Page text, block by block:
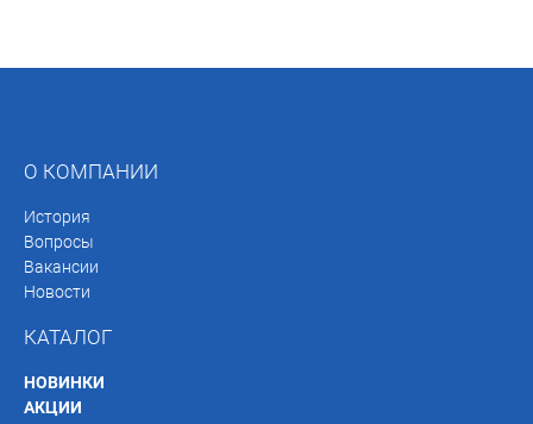
О КОМПАНИИ
История
Вопросы
Вакансии
Новости
КАТАЛОГ
НОВИНКИ
АКЦИИ